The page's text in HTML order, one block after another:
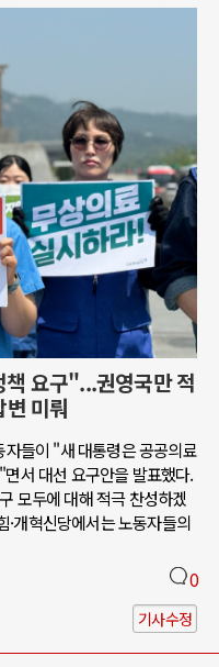
책 요구"...권영국만 적
변 미뤄
들이 "새 대통령은 공공의료
서 대선 요구안을 발표했다.
모두에 대해 적극 찬성하겠
·개혁신당에서는 노동자들의
0
기사수정